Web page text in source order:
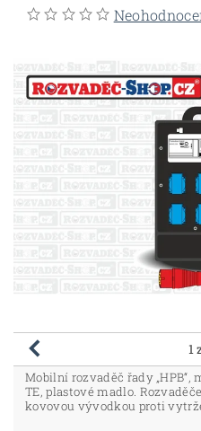
1
Mobilní rozvaděč řady „HPB“,
TE, plastové madlo.
kovovou vývodkou proti